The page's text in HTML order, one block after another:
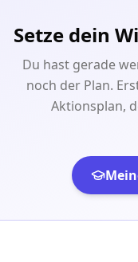
Setze dein
Du hast gerade
noch der Plan.
Aktionsplan,